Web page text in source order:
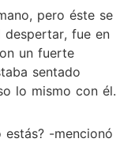
pero éste se
despertar, fue en
un fuerte
sentado
lo mismo con él.
-mencionó